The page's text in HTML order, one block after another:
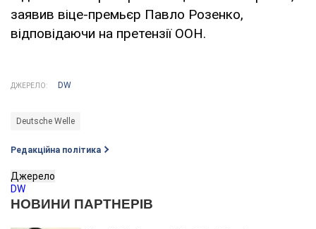
заявив віце-премьєр Павло Розенко,
відповідаючи на претензії ООН.
ДЖЕРЕЛО: DW
Deutsche Welle
Редакційна політика
Джерело
DW